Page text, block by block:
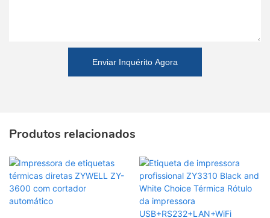
Enviar Inquérito Agora
Produtos relacionados